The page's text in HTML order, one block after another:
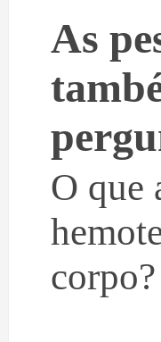
As
O que
corpo?